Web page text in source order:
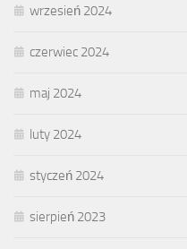
wrzesień 2024
czerwiec 2024
maj 2024
luty 2024
styczeń 2024
sierpień 2023